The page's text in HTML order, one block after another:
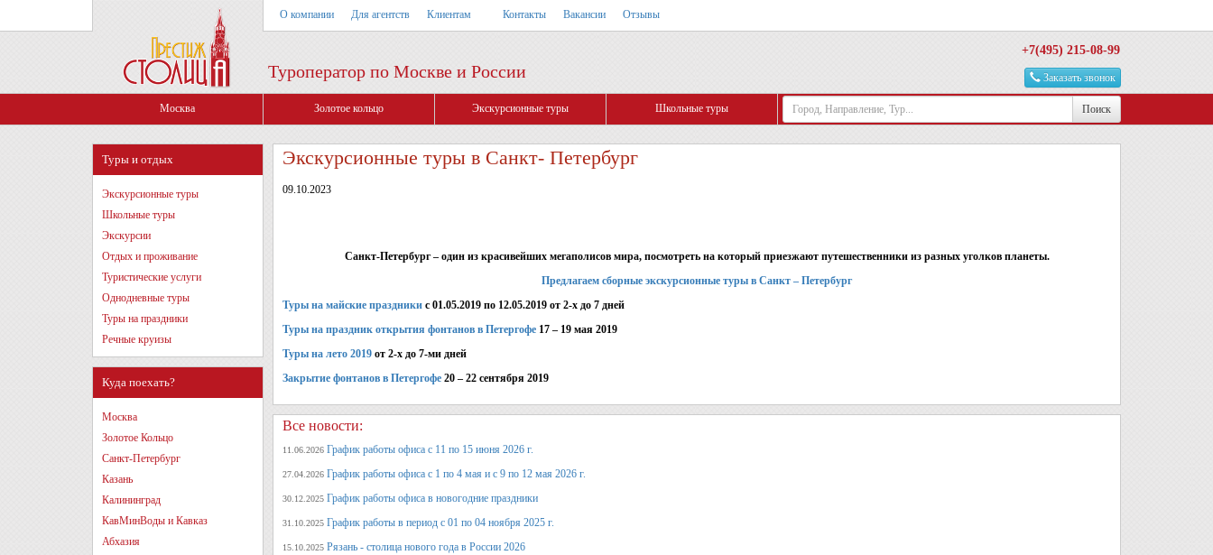
О компании Для агентств Клиентам Контакты Вакансии Отзывы
Туроператор по Москве и России
+7(495) 215-08-99
Заказать звонок
Москва Золотое кольцо Экскурсионные туры Школьные туры Поиск
Туры и отдых
Экскурсионные туры
Школьные туры
Экскурсии
Отдых и проживание
Туристические услуги
Однодневные туры
Туры на праздники
Речные круизы
Куда поехать?
Москва
Золотое Кольцо
Санкт-Петербург
Казань
Калининград
КавМинВоды и Кавказ
Абхазия
Экскурсионные туры в Санкт- Петербург
09.10.2023
Санкт-Петербург– один из красивейших мегаполисов мира, посмотреть на который приезжают путешественники из разных уголков планеты.
Предлагаем сборные экскурсионные туры в Санкт – Петербург
Туры на майские праздники с 01.05.2019 по 12.05.2019 от 2-х до 7 дней
Туры на праздник открытия фонтанов в Петергофе 17 – 19 мая 2019
Туры на лето 2019 от 2-х до 7-ми дней
Закрытие фонтанов в Петергофе 20 – 22 сентября 2019
Все новости:
11.06.2026 График работы офиса с 11 по 15 июня 2026 г.
27.04.2026 График работы офиса с 1 по 4 мая и с 9 по 12 мая 2026 г.
30.12.2025 График работы офиса в новогодние праздники
31.10.2025 График работы в период с 01 по 04 ноября 2025 г.
15.10.2025 Рязань - столица нового года в России 2026